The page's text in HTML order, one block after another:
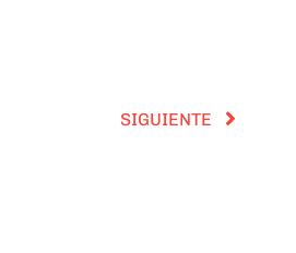
SIGUIENTE